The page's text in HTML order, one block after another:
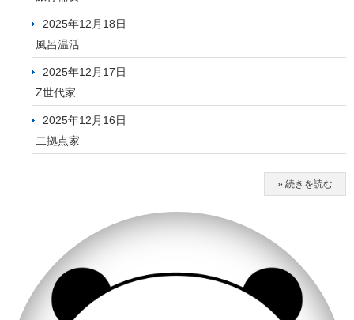
2025年12月18日
風呂温活
2025年12月17日
Z世代家
2025年12月16日
二拠点家
» 続きを読む